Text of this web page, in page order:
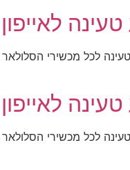
לאייפון 6 פלוס
לכל מכשירי
לאייפון 6
לכל מכשירי